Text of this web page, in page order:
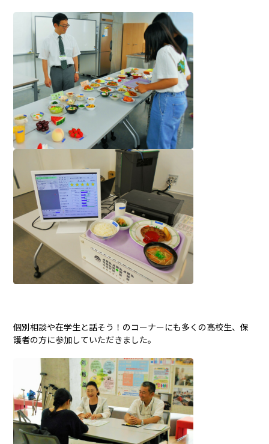
個別相談や在学生と話そう！のコーナーにも多くの高校生、保
護者の方に参加していただきました。